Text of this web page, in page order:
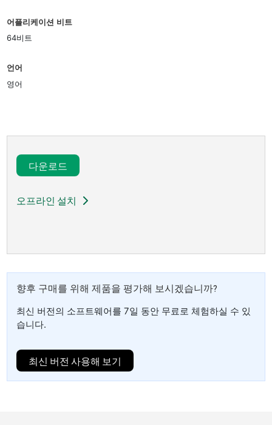
어플리케이션 비트
64비트
언어
영어
다운로드​
오프라인 설치
향후 구매를 위해 제품을 평가해 보시겠습니까?
최신 버전의 소프트웨어를 7일 동안 무료로 체험하실 수 있
습니다.
최신 버전 사용해 보기